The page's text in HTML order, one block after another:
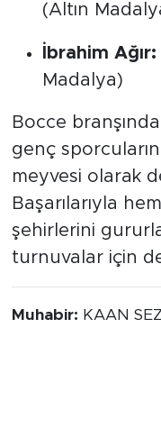
(Altın
İbrahim Ağır:
Madalya)
Bocce
genç sporcuların
meyvesi olarak
Başarılarıyla
şehirlerini
turnuvalar için
Muhabir: KAAN